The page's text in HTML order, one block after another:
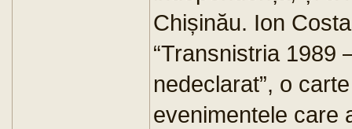
Chișinău. Ion
“Transnistria 1989
nedeclarat”, o
evenimentele care